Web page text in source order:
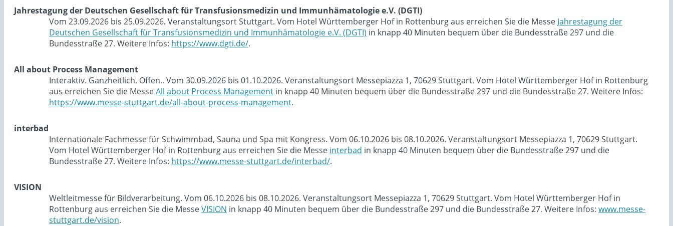
Jahrestagung der Deutschen Gesellschaft für Transfusionsmedizin und Immunhämatologie e.V. (DGTI)
Vom 23.09.2026 bis 25.09.2026. Veranstaltungsort Stuttgart. Vom Hotel Württemberger Hof in Rottenburg aus erreichen Sie die Messe Jahrestagung der
Deutschen Gesellschaft für Transfusionsmedizin und Immunhämatologie e.V. (DGTI) in knapp 40 Minuten bequem über die Bundesstraße 297 und die
Bundesstraße 27. Weitere Infos: https://www.dgti.de/.
All about Process Management
Interaktiv. Ganzheitlich. Offen.. Vom 30.09.2026 bis 01.10.2026. Veranstaltungsort Messepiazza 1, 70629 Stuttgart. Vom Hotel Württemberger Hof in Rottenburg
aus erreichen Sie die MesseAll about Process Management in knapp 40 Minuten bequem über die Bundesstraße 297 und die Bundesstraße 27. Weitere Infos:
https://www.messe-stuttgart.de/all-about-process-management.
interbad
Internationale Fachmesse für Schwimmbad, Sauna und Spa mit Kongress. Vom 06.10.2026 bis 08.10.2026. Veranstaltungsort Messepiazza 1, 70629 Stuttgart.
Vom Hotel Württemberger Hof in Rottenburg aus erreichen Sie die Messe interbad in knapp 40 Minuten bequem über die Bundesstraße 297 und die
Bundesstraße 27. Weitere Infos: https://www.messe-stuttgart.de/interbad/.
VISION
Weltleitmesse für Bildverarbeitung. Vom 06.10.2026 bis 08.10.2026. Veranstaltungsort Messepiazza 1, 70629 Stuttgart. Vom Hotel Württemberger Hof in
Rottenburg aus erreichen Sie die MesseVISION in knapp 40 Minuten bequem über die Bundesstraße 297 und die Bundesstraße 27. Weitere Infos: www.messe-
stuttgart.de/vision.